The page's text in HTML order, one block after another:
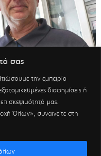
σας
την εμπειρία
διαφημίσεις ή
μας.
Όλων», συναινείτε στη